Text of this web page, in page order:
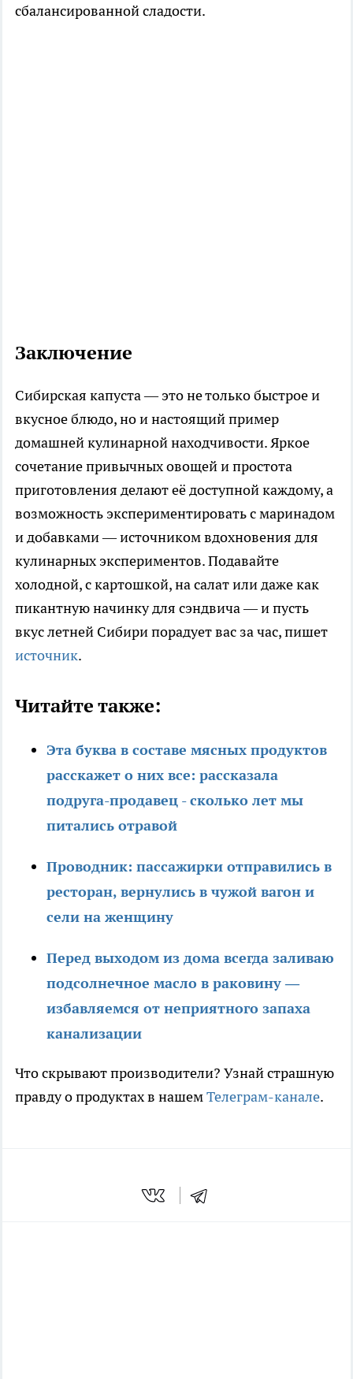
сбалансированной сладости.
Заключение
Сибирская капуста — это не только быстрое и
вкусное блюдо, но и настоящий пример
домашней кулинарной находчивости. Яркое
сочетание привычных овощей и простота
приготовления делают её доступной каждому, а
возможность экспериментировать с маринадом
и добавками — источником вдохновения для
кулинарных экспериментов. Подавайте
холодной, с картошкой, на салат или даже как
пикантную начинку для сэндвича — и пусть
вкус летней Сибири порадует вас за час, пишет
источник.
Читайте также:
Эта буква в составе мясных продуктов
расскажет о них все: рассказала
подруга-продавец - сколько лет мы
питались отравой
Проводник: пассажирки отправились в
ресторан, вернулись в чужой вагон и
сели на женщину
Перед выходом из дома всегда заливаю
подсолнечное масло в раковину —
избавляемся от неприятного запаха
канализации
Что скрывают производители? Узнай страшную
правду о продуктах в нашемТелеграм-канале.